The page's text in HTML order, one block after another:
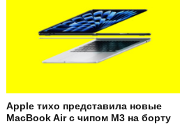
Apple тихо представила новые
MacBook Air с чипом M3 на борту